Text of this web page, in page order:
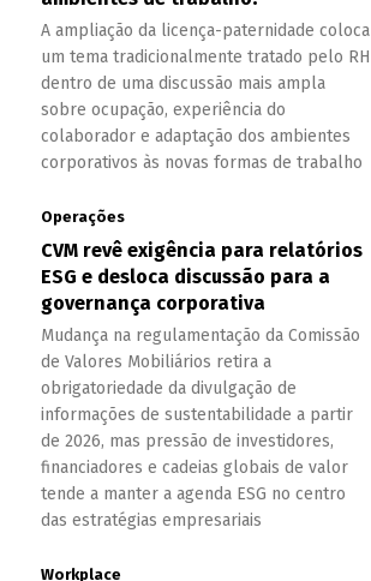
A ampliação da licença-paternidade coloca
um tema tradicionalmente tratado pelo RH
dentro de uma discussão mais ampla
sobre ocupação, experiência do
colaborador e adaptação dos ambientes
corporativos às novas formas de trabalho
Operações
CVM revê exigência para relatórios
ESG e desloca discussão para a
governança corporativa
Mudança na regulamentação da Comissão
de Valores Mobiliários retira a
obrigatoriedade da divulgação de
informações de sustentabilidade a partir
de 2026, mas pressão de investidores,
financiadores e cadeias globais de valor
tende a manter a agenda ESG no centro
das estratégias empresariais
Workplace